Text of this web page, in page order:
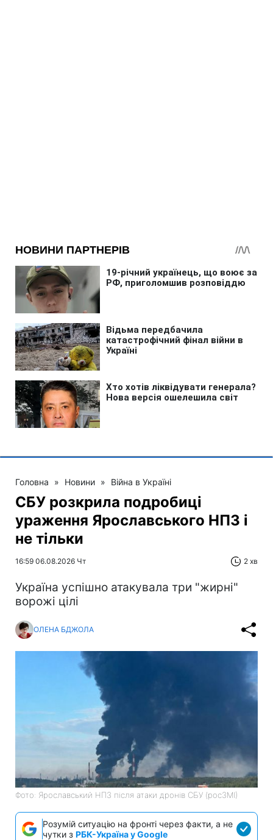
Головна » Новини » Війна в Україні
СБУ розкрила подробиці
ураження Ярославського НПЗ і
не тільки
16:59 06.08.2026 Чт 2 хв
Україна успішно атакувала три "жирні"
ворожі цілі
ОЛЕНА БДЖОЛА
Фото: Ярославський НПЗ після атаки дронів СБУ (росЗМІ)
Розумій ситуацію на фронті через факти, а не
чутки з РБК-Україна у Google